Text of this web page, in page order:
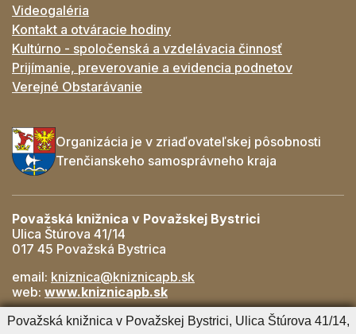
Videogaléria
Kontakt a otváracie hodiny
Kultúrno - spoločenská a vzdelávacia činnosť
Prijímanie, preverovanie a evidencia podnetov
Verejné Obstarávanie
Organizácia je v zriaďovateľskej pôsobnosti
Trenčianskeho samosprávneho kraja
Považská knižnica v Považskej Bystrici
Ulica Štúrova 41/14
017 45 Považská Bystrica
email: kniznica@kniznicapb.sk
web: www.kniznicapb.sk
Pobočky
Považská knižnica v Považskej Bystrici, Ulica Štúrova 41/14,